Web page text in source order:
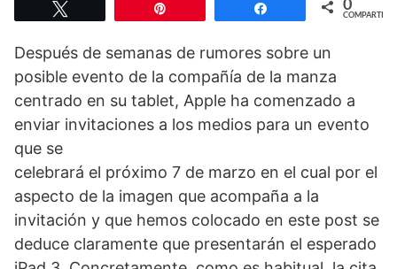
Compartir COMPARTIR
Después de semanas de rumores sobre un
posible evento de la compañía de la manza
centrado en su tablet, Apple ha comenzado a
enviar invitaciones a los medios para un evento
que se
celebrará el próximo 7 de marzo en el cual por el
aspecto de la imagen que acompaña a la
invitación y que hemos colocado en este post se
deduce claramente que presentarán el esperado